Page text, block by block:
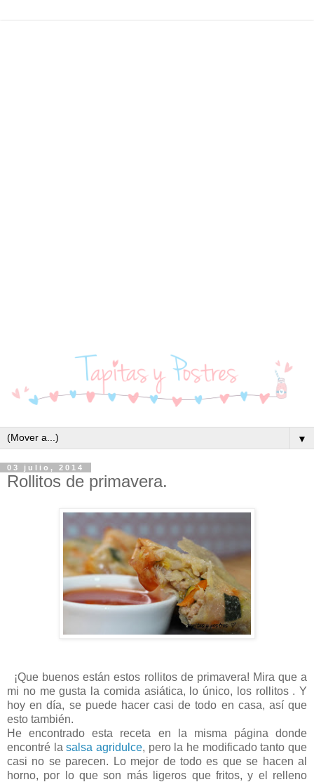
▼
03 julio, 2014
Rollitos de primavera.
¡Que buenos están estos rollitos de primavera! Mira que a
mi no me gusta la comida asiática, lo único, los rollitos . Y
hoy en día, se puede hacer casi de todo en casa, así que
esto también.
He encontrado esta receta en la misma página donde
encontré lasalsa agridulce, pero la he modificado tanto que
casi no se parecen. Lo mejor de todo es que se hacen al
horno, por lo que son más ligeros que fritos, y el relleno